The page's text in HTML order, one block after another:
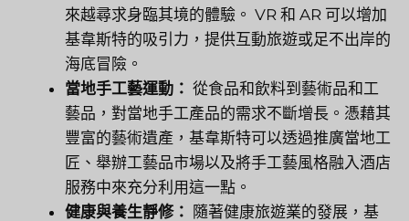
來越尋求身臨其境的體驗。 VR 和 AR 可以增加
基韋斯特的吸引力，提供互動旅遊或足不出岸的
海底冒險。
當地手工藝運動： 從食品和飲料到藝術品和工
藝品，對當地手工產品的需求不斷增長。憑藉其
豐富的藝術遺產，基韋斯特可以透過推廣當地工
匠、舉辦工藝品市場以及將手工藝風格融入酒店
服務中來充分利用這一點。
健康與養生靜修： 隨著健康旅遊業的發展，基